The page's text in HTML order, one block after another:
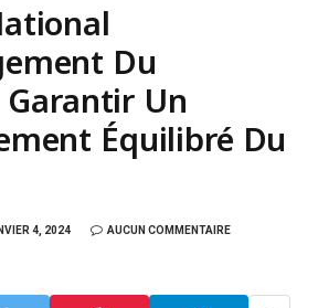
Du
Un
Équilibré Du
4, 2024 AUCUN COMMENTAIRE